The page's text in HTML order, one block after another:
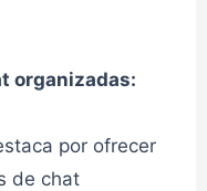
organizadas:
por ofrecer
de chat